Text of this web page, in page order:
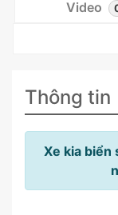
Video
Thông tin
Xe kia